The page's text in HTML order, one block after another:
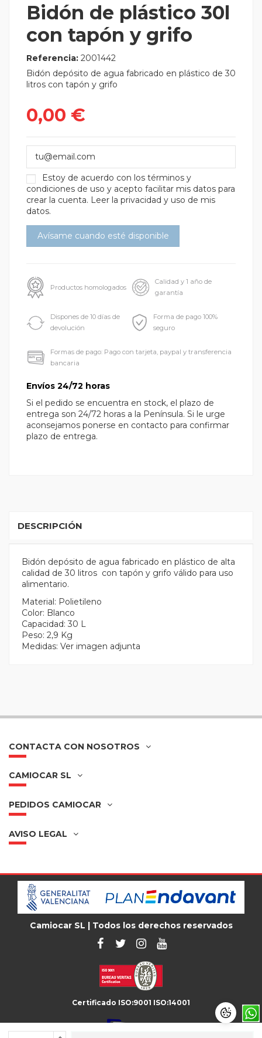
Bidón de plástico 30l
con tapón y grifo
Referencia: 2001442
Bidón depósito de agua fabricado en plástico de 30
litros con tapón y grifo
0,00 €
Estoy de acuerdo con los términos y
condiciones de uso y acepto facilitar mis datos para
crear la cuenta. Leer la privacidad y uso de mis
datos.
Productos homologados
Calidad y 1 año de
garantía
Dispones de 10 días de
devolución
Forma de pago 100%
seguro
Formas de pago: Pago con tarjeta, paypal y transferencia
bancaria
Envíos 24/72 horas
Si el pedido se encuentra en stock, el plazo de
entrega son 24/72 horas a la Península. Si le urge
aconsejamos ponerse en contacto para confirmar
plazo de entrega.
DESCRIPCIÓN
Bidón depósito de agua fabricado en plástico de alta
calidad de 30 litros con tapón y grifo válido para uso
alimentario.
Material: Polietileno
Color: Blanco
Capacidad: 30 L
Peso: 2,9 Kg
Medidas: Ver imagen adjunta
CONTACTA CON NOSOTROS
CAMIOCAR SL
PEDIDOS CAMIOCAR
AVISO LEGAL
Camiocar SL | Todos los derechos reservados
Certificado ISO:9001 ISO:14001